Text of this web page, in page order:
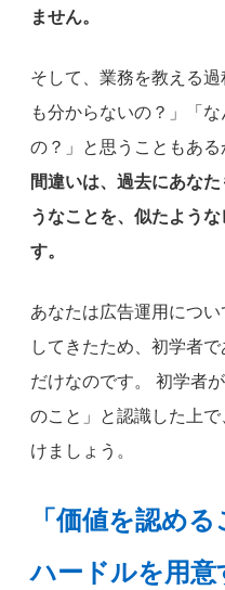
ません。
そして、業務を教える
も分からないの？」「
の？」と思うこともある
間違いは、過去にあな
うなことを、似たよう
す。
あなたは広告運用につ
してきたため、初学者
だけなのです。 初学者
のこと」と認識した上
けましょう。
「価値を認め
ハードルを用